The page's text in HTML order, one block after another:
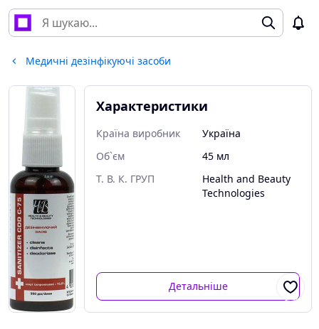
Медичні дезінфікуючі засоби
Характеристики
Країна виробник
Україна
Об`єм
45 мл
Т. В. К. ГРУП
Health and Beauty
Technologies
Детальніше